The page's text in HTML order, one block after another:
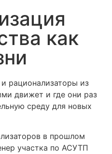
как
рационализаторы из
движет и где они раз
среду для новых
в прошлом
участка по АСУТП